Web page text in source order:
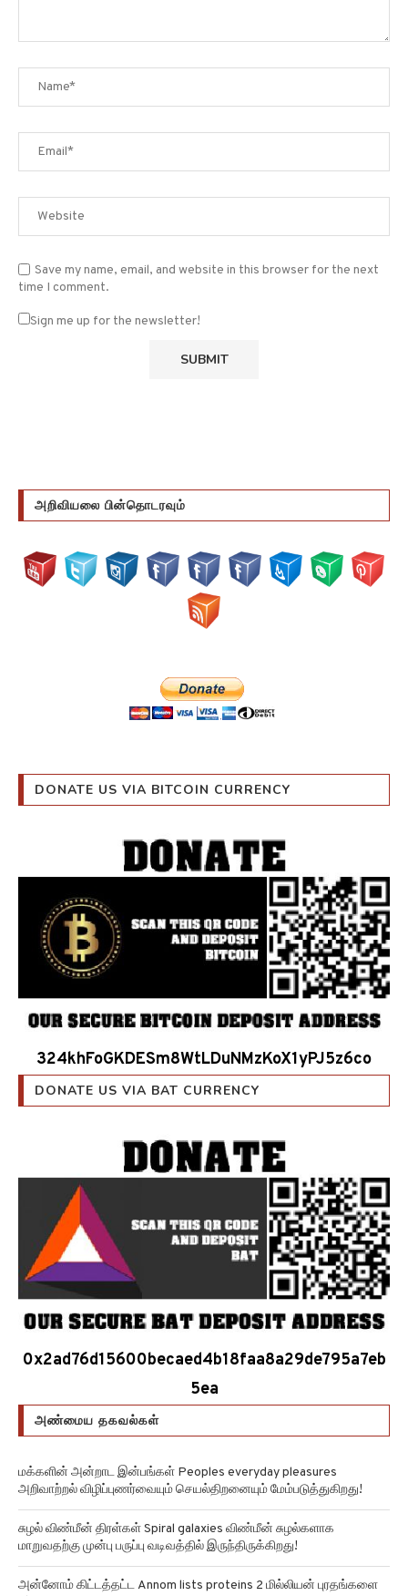
time I comment.
அறிவியலை பின்தொடரவும்
DONATE US VIA BITCOIN CURRENCY
DONATE US VIA BAT CURRENCY
அண்மைய தகவல்கள்
அறிவாற்றல் விழிப்புணர்வையும் செயல்திறனையும் மேம்படுத்துகிறது!
சுழல் விண்மீன் திரள்கள் Spiral galaxies விண்மீன் சுழல்களாக
மாறுவதற்கு முன்பு பருப்பு வடிவத்தில் இருந்திருக்கிறது!
அன்னோம் கிட்டத்தட்ட Annom lists proteins 2 மில்லியன் புரதங்களை
பட்டியலிடுகிறது!